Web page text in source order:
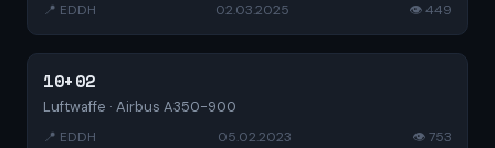
📍 EDDH 02.03.2025 👁 449
10+02
Luftwaffe · Airbus A350-900
📍 EDDH 05.02.2023 👁 753